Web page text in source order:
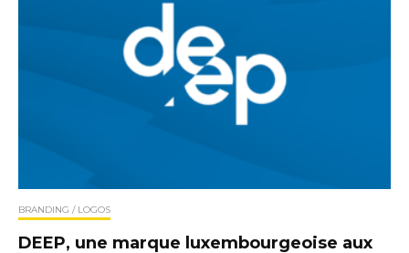
BRANDING / LOGOS
DEEP, une marque luxembourgeoise aux